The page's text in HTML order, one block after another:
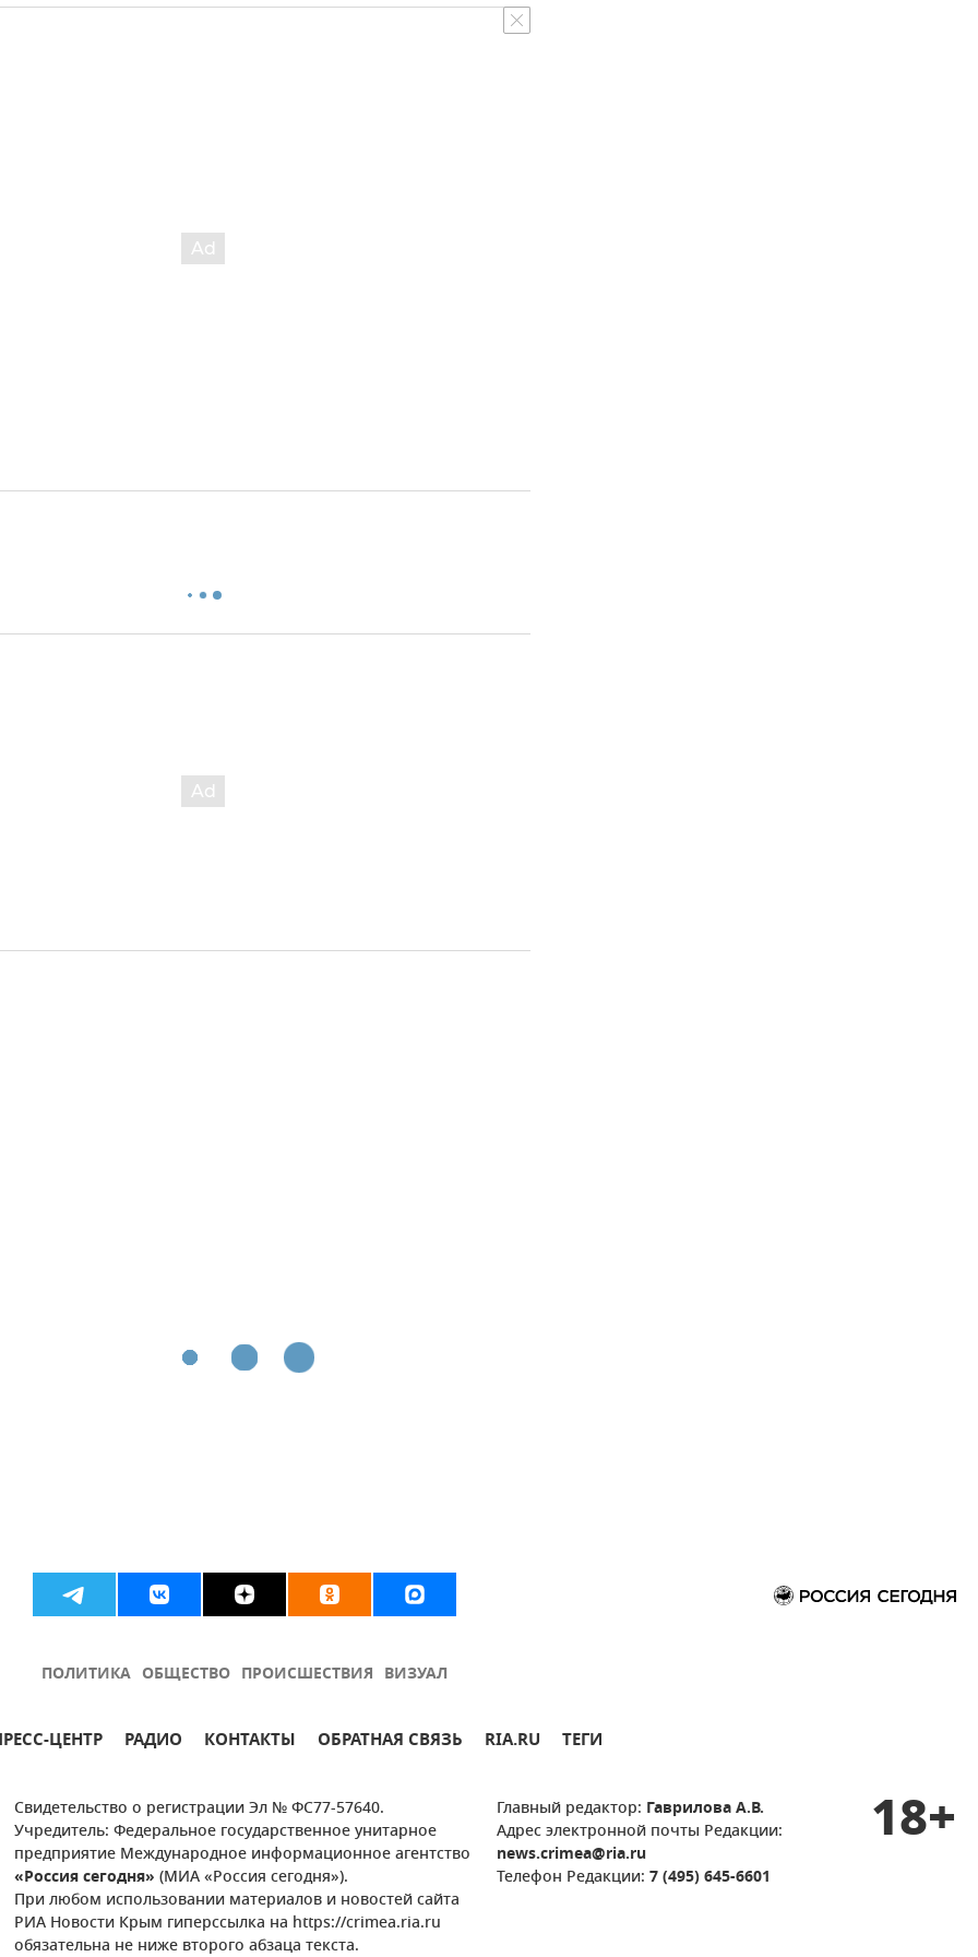
ПОЛИТИКА ОБЩЕСТВО ПРОИСШЕСТВИЯ ВИЗУАЛ
ЦЕНТР РАДИО КОНТАКТЫ ОБРАТНАЯ СВЯЗЬ RIA.RU ТЕГИ
Свидетельство о регистрации Эл № ФС77-57640.
Учредитель: Федеральное государственное унитарное
предприятие Международное информационное агентство
«Россия сегодня» (МИА «Россия сегодня»).
При любом использовании материалов и новостей сайта
РИА Новости Крым гиперссылка на https://crimea.ria.ru
обязательна не ниже второго абзаца текста.
Главный редактор: Гаврилова А.В.
Адрес электронной почты Редакции:
news.crimea@ria.ru
Телефон Редакции: 7 (495) 645-6601
18+